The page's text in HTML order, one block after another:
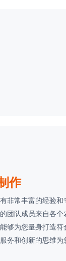
作
常丰富的经验和
的团队成员来自各个
够为您量身打造符
服务和创新的思维